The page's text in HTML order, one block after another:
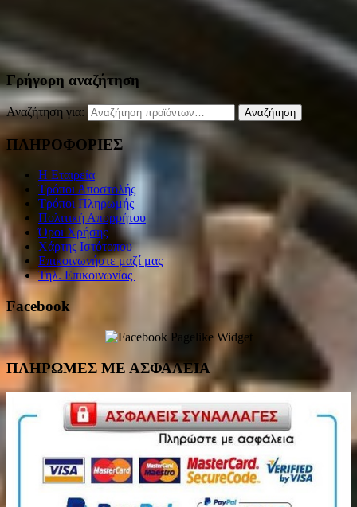
Γρήγορη αναζήτηση
Αναζήτηση για: Αναζήτηση
ΠΛΗΡΟΦΟΡΙΕΣ
Η Εταιρεία
Τρόποι Αποστολής
Τρόποι Πληρωμής
Πολιτική Απορρήτου
Όροι Χρήσης
Χάρτης Ιστότοπου
Επικοινωνήστε μαζί μας
Τηλ. Επικοινωνίας
Facebook
ΠΛΗΡΩΜΕΣ ΜΕ ΑΣΦΑΛΕΙΑ